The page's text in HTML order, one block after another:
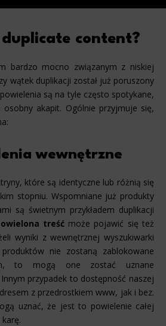
content?
bardzo mocno związanym z niskiej
wątek duplikacji został już poruszony
są na tyle często spotykane,
akapit. Ogólnie przyjmuje się,
wewnętrzne
które są identyczne lub różnią się
stopniu. Wspomniane już produkty
są świetnym przykładem duplikacji
treśćmoże pojawić się też
wyniki z wewnętrznej wyszukiwarki
nie zostaną zablokowane
to mogą one zostać uznane
przypadek to dostępność naszej
z przedrostkiem www, jak i bez.
uznać, że jest to powielenie całej